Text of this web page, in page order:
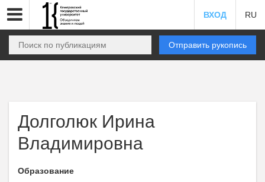
ВХОД RU
Отправить рукопись
Долголюк Ирина
Владимировна
Образование